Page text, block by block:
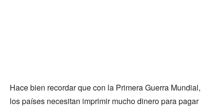
Hace bien recordar que con la Primera Guerra Mundial,
los países necesitan imprimir mucho dinero para pagar